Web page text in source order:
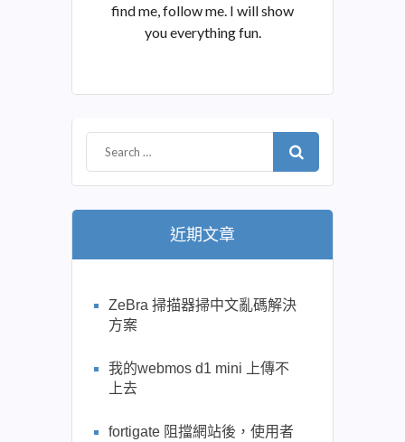
find me, follow me. I will show
you everything fun.
近期文章
ZeBra 掃描器掃中文亂碼解決
方案
我的webmos d1 mini 上傳不
上去
fortigate 阻擋網站後，使用者